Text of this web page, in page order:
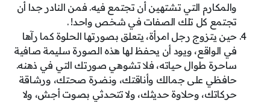
والمكارم التي تشتهين أن تجتمع فيه. فمن النادر جدا أن
تجتمع كل تلك الصفات في شخص واحد! .
حين يتزوج رجل امرأة، يتعلق بصورتها الحلوة كما رآها
في الواقع، ويود أن يحفظ لها هذه الصورة سليمة صافية
ساحرة طوال حياته، فلا تشوهي صورتك التي في ذهنه.
حافظي على جمالك وأناقتك، ونضرة صحتك، ورشاقة
حركاتك، وحلاوة حديثك، ولا تتحدثي بصوت أجش، ولا